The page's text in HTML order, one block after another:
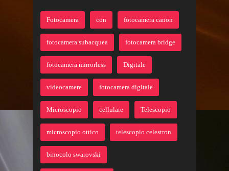
Fotocamera con fotocamera canon
fotocamera subacquea fotocamera bridge
fotocamera mirrorless Digitale
videocamere fotocamera digitale
Microscopio cellulare Telescopio
microscopio ottico telescopio celestron
binocolo swarovski